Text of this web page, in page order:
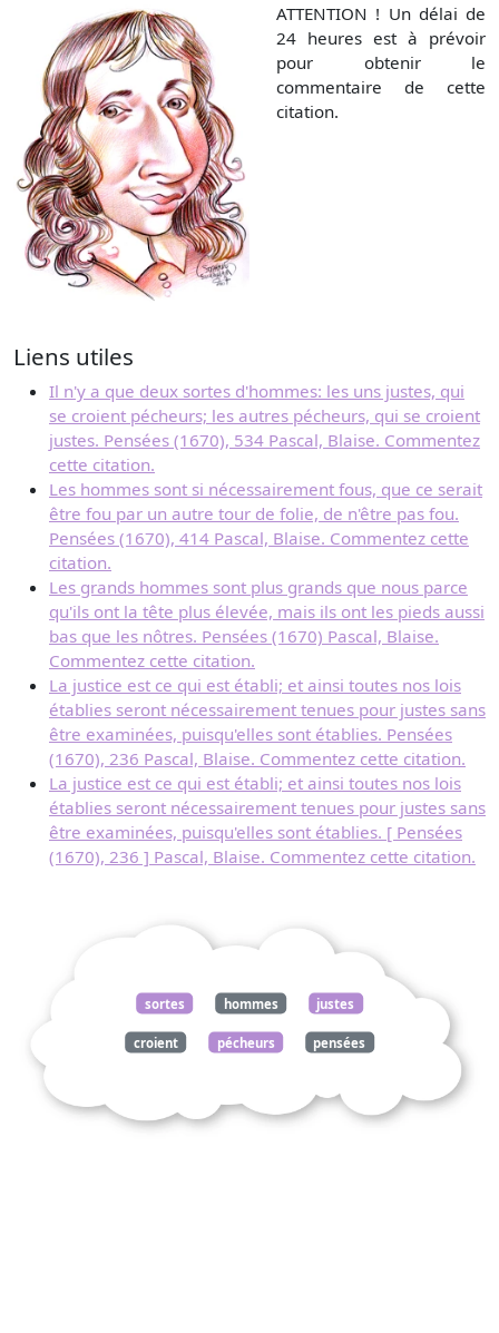
ATTENTION ! Un délai de
24 heures est à prévoir
pour obtenir le
commentaire de cette
citation.
Liens utiles
Il n'y a que deux sortes d'hommes: les uns justes, qui
se croient pécheurs; les autres pécheurs, qui se croient
justes. Pensées (1670), 534 Pascal, Blaise. Commentez
cette citation.
Les hommes sont si nécessairement fous, que ce serait
être fou par un autre tour de folie, de n'être pas fou.
Pensées (1670), 414 Pascal, Blaise. Commentez cette
citation.
Les grands hommes sont plus grands que nous parce
qu'ils ont la tête plus élevée, mais ils ont les pieds aussi
bas que les nôtres. Pensées (1670) Pascal, Blaise.
Commentez cette citation.
La justice est ce qui est établi; et ainsi toutes nos lois
établies seront nécessairement tenues pour justes sans
être examinées, puisqu'elles sont établies. Pensées
(1670), 236 Pascal, Blaise. Commentez cette citation.
La justice est ce qui est établi; et ainsi toutes nos lois
établies seront nécessairement tenues pour justes sans
être examinées, puisqu'elles sont établies. [ Pensées
(1670), 236 ] Pascal, Blaise. Commentez cette citation.
sortes hommes justes
croient pécheurs pensées
commentez citation